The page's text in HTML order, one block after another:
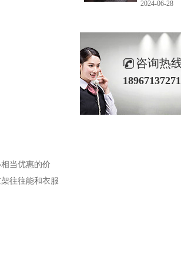
当优惠的价
往往能和衣服
2024-06-28
咨询热
18967137271